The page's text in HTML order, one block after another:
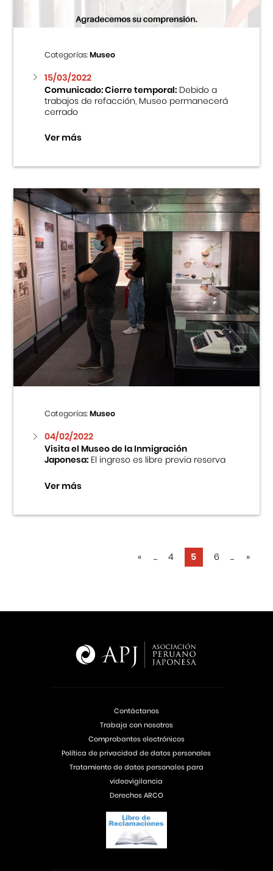
Categorías:Museo
15/03/2022
Comunicado: Cierre temporal:Debido a
trabajos de refacción, Museo permanecerá
cerrado
Ver más
Categorías:Museo
04/02/2022
Visita el Museo de la Inmigración
Japonesa:El ingreso es libre previa reserva
Ver más
« ... 4 5 6 ... »
Contáctanos
Trabaja con nosotros
Comprobantes electrónicos
Política de privacidad de datos personales
Tratamiento de datos personales para
videovigilancia
Derechos ARCO